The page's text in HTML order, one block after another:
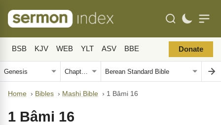
BSB KJV WEB YLT ASV BBE Donate
Home › Bibles › Mashi Bible › 1 Bâmi 16
1 Bâmi 16